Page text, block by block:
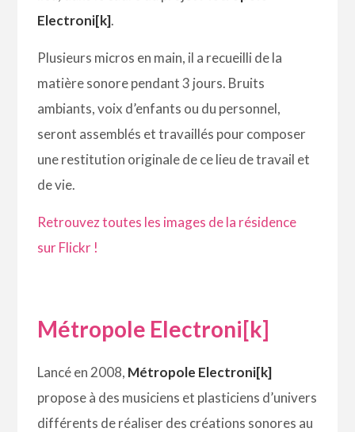
Electroni[k].
Plusieurs micros en main, il a recueilli de la
matière sonore pendant 3 jours. Bruits
ambiants, voix d’enfants ou du personnel,
seront assemblés et travaillés pour composer
une restitution originale de ce lieu de travail et
de vie.
Retrouvez toutes les images de la résidence
sur Flickr !
Métropole Electroni[k]
Lancé en 2008, Métropole Electroni[k]
propose à des musiciens et plasticiens d’univers
différents de réaliser des créations sonores au